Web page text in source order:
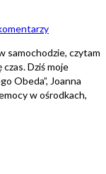
samochodzie, czytam
Dziś moje
Obeda”, Joanna
w ośrodkach,